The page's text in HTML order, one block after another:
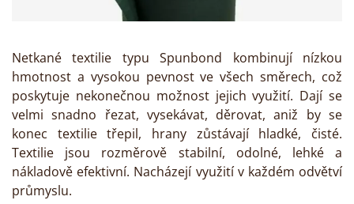
Netkané textilie typu Spunbond kombinují nízkou
hmotnost a vysokou pevnost ve všech směrech, což
poskytuje nekonečnou možnost jejich využití. Dají se
velmi snadno řezat, vysekávat, děrovat, aniž by se
konec textilie třepil, hrany zůstávají hladké, čisté.
Textilie jsou rozměrově stabilní, odolné, lehké a
nákladově efektivní. Nacházejí využití v každém odvětví
průmyslu.